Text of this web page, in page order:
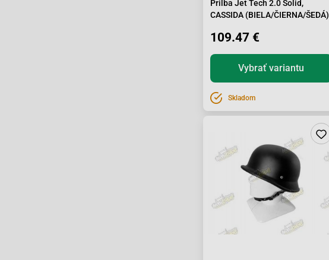
Prilba Jet Tech 2.0 Solid,
CASSIDA (BIELA/ČIERNA/ŠEDÁ)
109.47 €
Vybrať variantu
Skladom